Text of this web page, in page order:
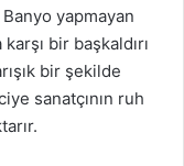
yapmayan
bir başkaldırı
bir şekilde
sanatçının ruh